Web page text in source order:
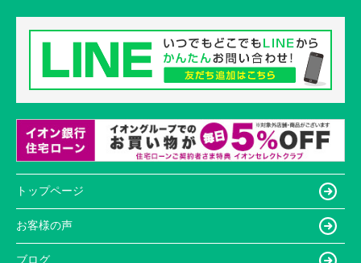
トップページ
お客様の声
ブログ